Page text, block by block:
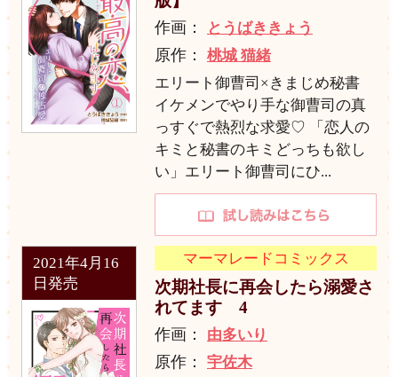
作画： とうばききょう
原作： 桃城 猫緒
エリート御曹司×きまじめ秘書
イケメンでやり手な御曹司の真
っすぐで熱烈な求愛♡ 「恋人の
キミと秘書のキミどっちも欲し
い」エリート御曹司にひ...
2021年4月16
日発売
マーマレードコミックス
次期社長に再会したら溺愛さ
れてます 4
作画： 由多いり
原作： 宇佐木